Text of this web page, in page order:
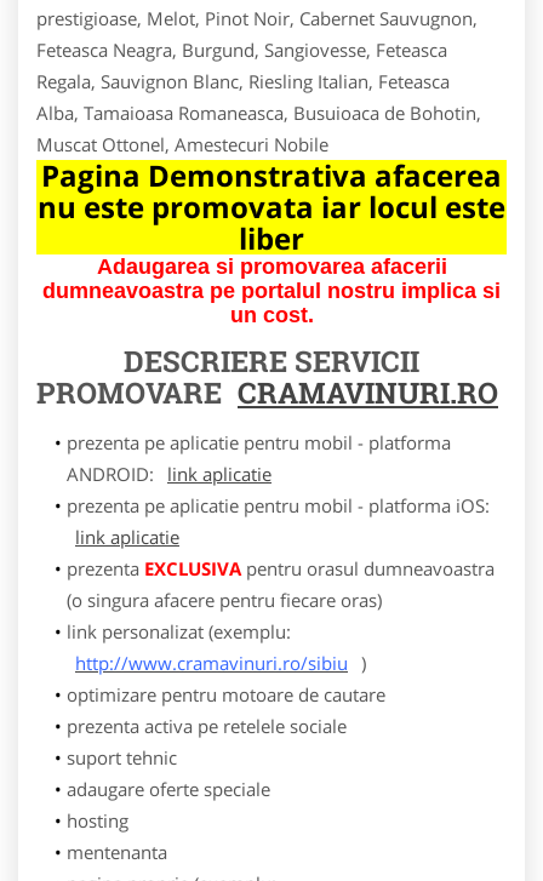
prestigioase, Melot, Pinot Noir, Cabernet Sauvugnon,
Feteasca Neagra, Burgund, Sangiovesse, Feteasca
Regala, Sauvignon Blanc, Riesling Italian, Feteasca
Alba, Tamaioasa Romaneasca, Busuioaca de Bohotin,
Muscat Ottonel, Amestecuri Nobile
Pagina Demonstrativa afacerea
nu este promovata iar locul este
liber
Adaugarea si promovarea afacerii
dumneavoastra pe portalul nostru implica si
un cost.
DESCRIERE SERVICII
PROMOVARE CRAMAVINURI.RO
prezenta pe aplicatie pentru mobil - platforma
ANDROID:
link aplicatie
prezenta pe aplicatie pentru mobil - platforma iOS:
link aplicatie
prezenta EXCLUSIVApentru orasul dumneavoastra
(o singura afacere pentru fiecare oras)
link personalizat (exemplu:
http://www.cramavinuri.ro/sibiu )
optimizare pentru motoare de cautare
prezenta activa pe retelele sociale
suport tehnic
adaugare oferte speciale
hosting
mentenanta